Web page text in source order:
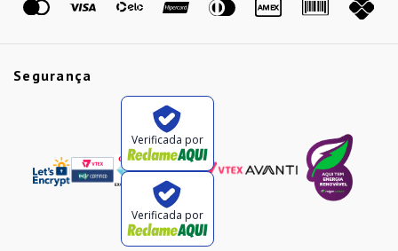
Segurança
Verificada por
Verificada por